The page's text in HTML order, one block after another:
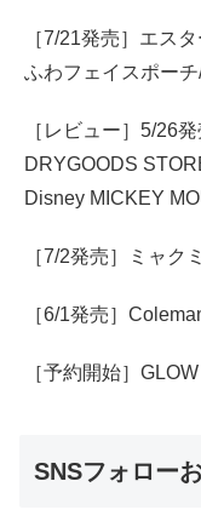
［7/21発売］エス
ふわフェイスポー
［レビュー］5/26
DRYGOODS
Disney MICKEY
［7/2発売］ミャク
［6/1発売］
［予約開始］
SNSフォロー